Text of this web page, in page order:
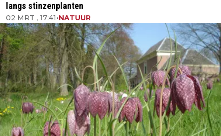
langs stinzenplanten
02 MRT , 17:41•NATUUR